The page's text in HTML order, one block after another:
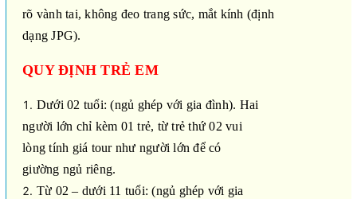
rõ vành tai, không đeo trang sức, mắt kính (định
dạng JPG).
QUY ĐỊNH TRẺ EM
Dưới 02 tuổi: (ngủ ghép với gia đình). Hai
người lớn chỉ kèm 01 trẻ, từ trẻ thứ 02 vui
lòng tính giá tour như người lớn để có
giường ngủ riêng.
Từ 02 – dưới 11 tuổi: (ngủ ghép với gia